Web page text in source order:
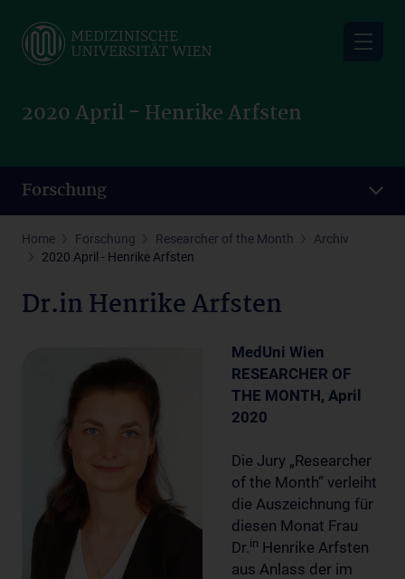
main
2020 April - Henrike Arfsten
Forschung
Home Forschung Researcher of the Month
Archiv
2020 April - Henrike Arfsten
Dr.in Henrike Arfsten
MedUni Wien
RESEARCHER OF
THE MONTH, April
2020
Die Jury „Researcher
of the Month” verleiht
die Auszeichnung für
diesen Monat Frau
Dr.in Henrike Arfsten
aus Anlass der im